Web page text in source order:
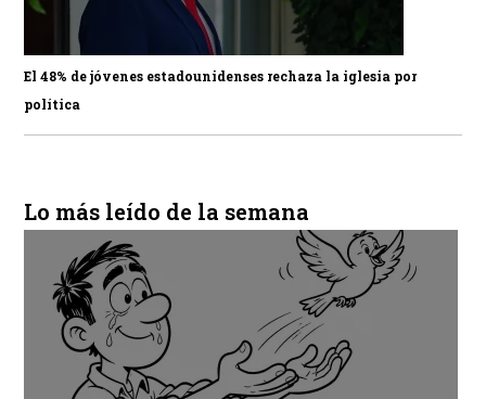
El 48% de jóvenes estadounidenses rechaza la iglesia por
política
Lo más leído de la semana